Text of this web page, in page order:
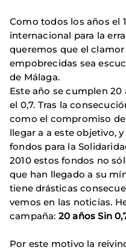
Como todos los años el
internacional para la
queremos que el clamor
empobrecidas sea
de Málaga.
Este año se cumplen
el 0,7. Tras la
como el compromiso
llegar a a este objetivo,
fondos para la
2010 estos fondos no
que han llegado a su
tiene drásticas
vemos en las noticias.
campaña: 20 años Sin
Por este motivo la